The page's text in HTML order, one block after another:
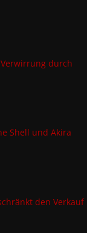
durch
Shell und Akira
den Verkauf